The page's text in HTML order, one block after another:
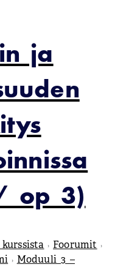
ja
op 3)
› Foorumit ›
› Moduuli 3 –